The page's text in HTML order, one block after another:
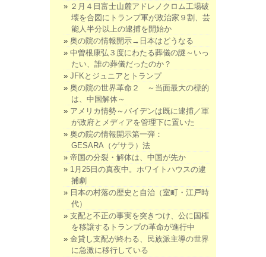
２月４日富士山麓アドレノクロム工場破
壊を合図にトランプ軍が政治家９割、芸
能人半分以上の逮捕を開始か
奥の院の情報開示→日本はどうなる
中曽根康弘３度にわたる葬儀の謎～いっ
たい、誰の葬儀だったのか？
JFKとジュニアとトランプ
奥の院の世界革命２ ～当面最大の標的
は、中国解体～
アメリカ情勢～バイデンは既に逮捕／軍
が政府とメディアを管理下に置いた
奥の院の情報開示第一弾：
GESARA（ゲサラ）法
帝国の分裂・解体は、中国が先か
1月25日の真夜中。ホワイトハウスの逮
捕劇
日本の村落の歴史と自治（室町・江戸時
代）
支配と不正の事実を突きつけ、公に国権
を移譲するトランプの革命が進行中
金貸し支配が終わる、民族派主導の世界
に急激に移行している